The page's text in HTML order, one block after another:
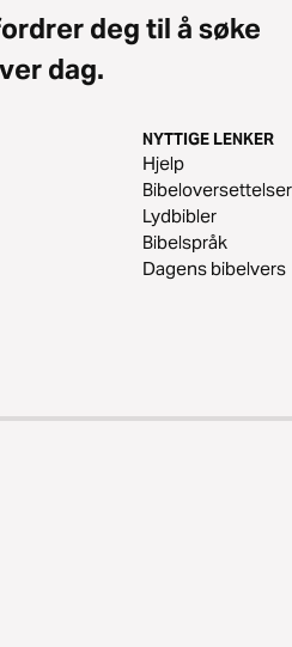
deg til å søke
dag.
NYTTIGE LENKER
Hjelp
Bibeloversettelser
Lydbibler
Bibelspråk
Dagens bibelvers